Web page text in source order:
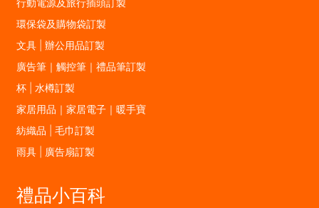
行動電源及旅行插頭訂製
環保袋及購物袋訂製
文具 | 辦公用品訂製
廣告筆｜觸控筆｜禮品筆訂製
杯 | 水樽訂製
家居用品｜家居電子｜暖手寶
紡織品 | 毛巾訂製
雨具 | 廣告扇訂製
禮品小百科